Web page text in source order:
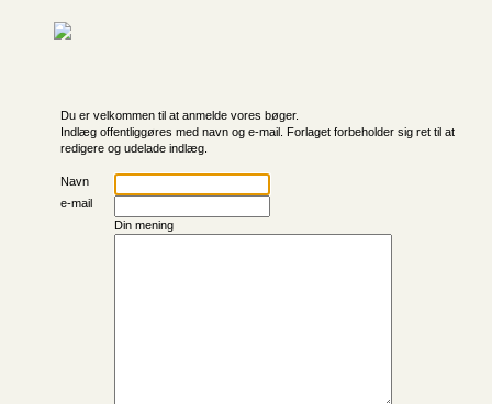
Du er velkommen til at anmelde vores bøger.
Indlæg offentliggøres med navn og e-mail. Forlaget forbeholder sig ret til at
redigere og udelade indlæg.
Navn
e-mail
Din mening